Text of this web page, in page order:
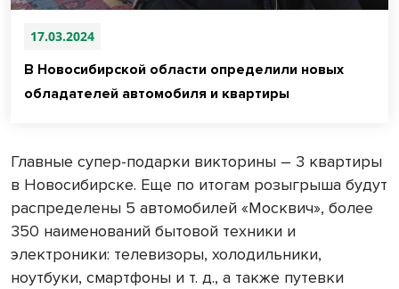
17.03.2024
В Новосибирской области определили новых
обладателей автомобиля и квартиры
Главные супер-подарки викторины – 3 квартиры
в Новосибирске. Еще по итогам розыгрыша будут
распределены 5 автомобилей «Москвич», более
350 наименований бытовой техники и
электроники: телевизоры, холодильники,
ноутбуки, смартфоны и т. д., а также путевки